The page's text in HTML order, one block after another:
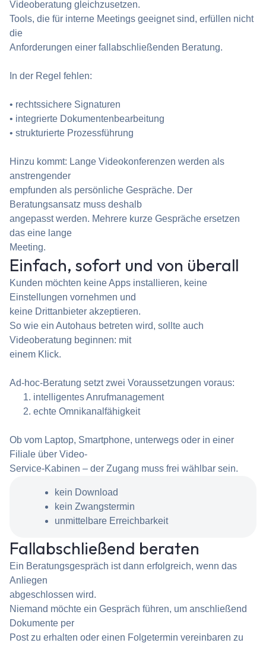
Videoberatung gleichzusetzen.
Tools, die für interne Meetings geeignet sind, erfüllen nicht
die
Anforderungen einer fallabschließenden Beratung.
In der Regel fehlen:
• rechtssichere Signaturen
• integrierte Dokumentenbearbeitung
• strukturierte Prozessführung
Hinzu kommt: Lange Videokonferenzen werden als
anstrengender
empfunden als persönliche Gespräche. Der
Beratungsansatz muss deshalb
angepasst werden. Mehrere kurze Gespräche ersetzen
das eine lange
Meeting.
Einfach, sofort und von überall
Kunden möchten keine Apps installieren, keine
Einstellungen vornehmen und
keine Drittanbieter akzeptieren.
So wie ein Autohaus betreten wird, sollte auch
Videoberatung beginnen: mit
einem Klick.
Ad-hoc-Beratung setzt zwei Voraussetzungen voraus:
intelligentes Anrufmanagement
echte Omnikanalfähigkeit
Ob vom Laptop, Smartphone, unterwegs oder in einer
Filiale über Video-
Service-Kabinen – der Zugang muss frei wählbar sein.
kein Download
kein Zwangstermin
unmittelbare Erreichbarkeit
Fallabschließend beraten
Ein Beratungsgespräch ist dann erfolgreich, wenn das
Anliegen
abgeschlossen wird.
Niemand möchte ein Gespräch führen, um anschließend
Dokumente per
Post zu erhalten oder einen Folgetermin vereinbaren zu